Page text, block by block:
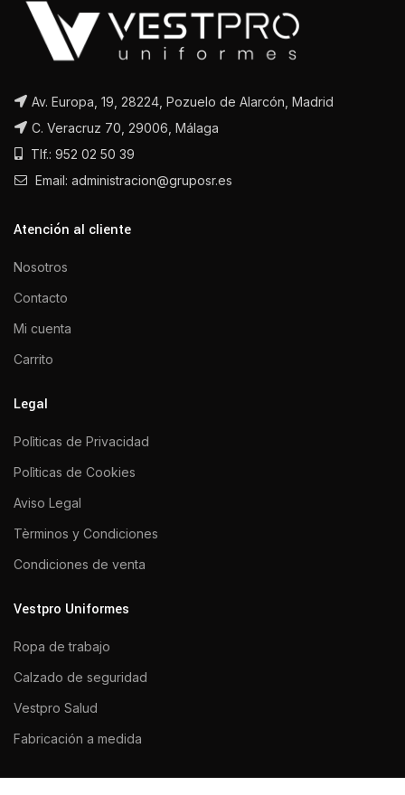
Av. Europa, 19, 28224, Pozuelo de Alarcón, Madrid
C. Veracruz 70, 29006, Málaga
Tlf.: 952 02 50 39
Email: administracion@gruposr.es
Atención al cliente
Nosotros
Contacto
Mi cuenta
Carrito
Legal
Polìticas de Privacidad
Polìticas de Cookies
Aviso Legal
Tèrminos y Condiciones
Condiciones de venta
Vestpro Uniformes
Ropa de trabajo
Calzado de seguridad
Vestpro Salud
Fabricación a medida